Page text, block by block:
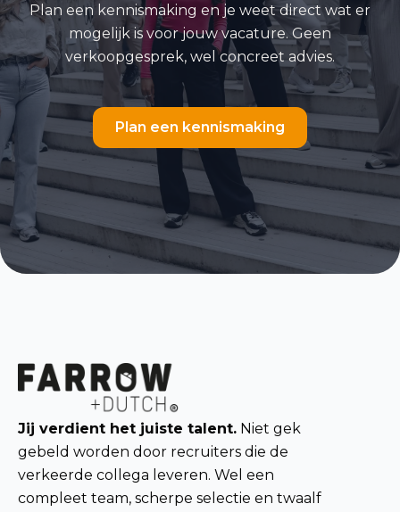
Plan een kennismaking en je weet direct wat er
mogelijk is voor jouw vacature. Geen
verkoopgesprek, wel concreet advies.
Plan een kennismaking
Jij verdient het juiste talent. Niet gek
gebeld worden door recruiters die de
verkeerde collega leveren. Wel een
compleet team, scherpe selectie en twaalf